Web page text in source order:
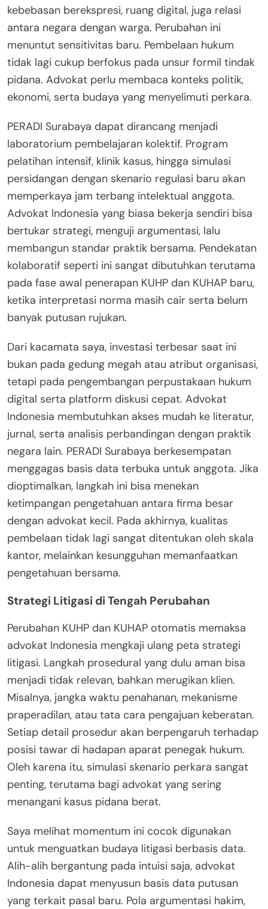
kebebasan berekspresi, ruang digital, juga relasi
antara negara dengan warga. Perubahan ini
menuntut sensitivitas baru. Pembelaan hukum
tidak lagi cukup berfokus pada unsur formil tindak
pidana. Advokat perlu membaca konteks politik,
ekonomi, serta budaya yang menyelimuti perkara.
PERADI Surabaya dapat dirancang menjadi
laboratorium pembelajaran kolektif. Program
pelatihan intensif, klinik kasus, hingga simulasi
persidangan dengan skenario regulasi baru akan
memperkaya jam terbang intelektual anggota.
Advokat Indonesia yang biasa bekerja sendiri bisa
bertukar strategi, menguji argumentasi, lalu
membangun standar praktik bersama. Pendekatan
kolaboratif seperti ini sangat dibutuhkan terutama
pada fase awal penerapan KUHP dan KUHAP baru,
ketika interpretasi norma masih cair serta belum
banyak putusan rujukan.
Dari kacamata saya, investasi terbesar saat ini
bukan pada gedung megah atau atribut organisasi,
tetapi pada pengembangan perpustakaan hukum
digital serta platform diskusi cepat. Advokat
Indonesia membutuhkan akses mudah ke literatur,
jurnal, serta analisis perbandingan dengan praktik
negara lain. PERADI Surabaya berkesempatan
menggagas basis data terbuka untuk anggota. Jika
dioptimalkan, langkah ini bisa menekan
ketimpangan pengetahuan antara firma besar
dengan advokat kecil. Pada akhirnya, kualitas
pembelaan tidak lagi sangat ditentukan oleh skala
kantor, melainkan kesungguhan memanfaatkan
pengetahuan bersama.
Strategi Litigasi di Tengah Perubahan
Perubahan KUHP dan KUHAP otomatis memaksa
advokat Indonesia mengkaji ulang peta strategi
litigasi. Langkah prosedural yang dulu aman bisa
menjadi tidak relevan, bahkan merugikan klien.
Misalnya, jangka waktu penahanan, mekanisme
praperadilan, atau tata cara pengajuan keberatan.
Setiap detail prosedur akan berpengaruh terhadap
posisi tawar di hadapan aparat penegak hukum.
Oleh karena itu, simulasi skenario perkara sangat
penting, terutama bagi advokat yang sering
menangani kasus pidana berat.
Saya melihat momentum ini cocok digunakan
untuk menguatkan budaya litigasi berbasis data.
Alih-alih bergantung pada intuisi saja, advokat
Indonesia dapat menyusun basis data putusan
yang terkait pasal baru. Pola argumentasi hakim,